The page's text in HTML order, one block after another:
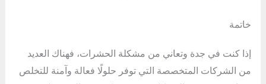
خاتمة
إذا كنت في جدة وتعاني من مشكلة الحشرات، فهناك العديد
من الشركات المتخصصة التي توفر حلولًا فعالة وآمنة للتخلص